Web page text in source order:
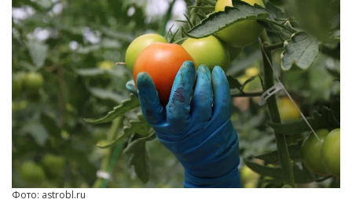
Фото: astrobl.ru